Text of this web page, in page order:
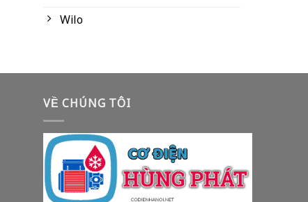
Wilo
VỀ CHÚNG TÔI